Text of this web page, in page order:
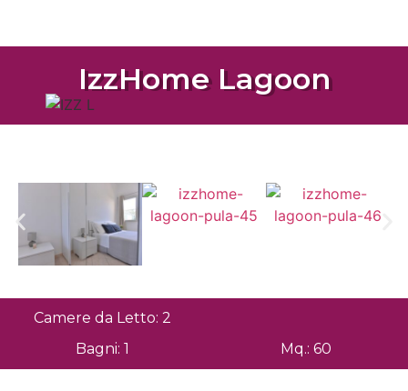
IzzHome Lagoon
Camere da Letto: 2
Bagni: 1
Mq.: 60